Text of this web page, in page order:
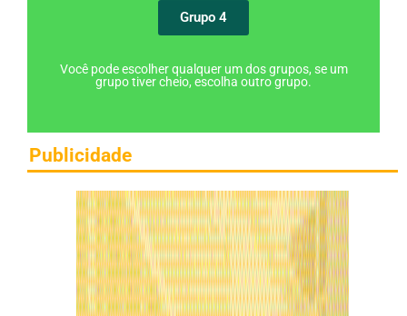
Grupo 4
Você pode escolher qualquer um dos grupos, se um
grupo tiver cheio, escolha outro grupo.
Publicidade